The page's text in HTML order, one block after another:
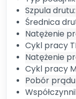
Szpula
Średnica
Natężenie
Cykl pracy
Natężenie
Cykl pracy
Pobór prądu